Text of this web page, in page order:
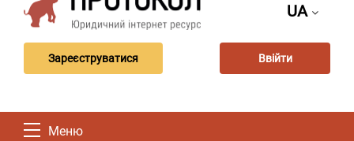
UA
Зареєструватися Ввійти
Меню